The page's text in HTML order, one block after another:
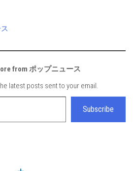
from ポップニュース
latest posts sent to your email.
Subscribe